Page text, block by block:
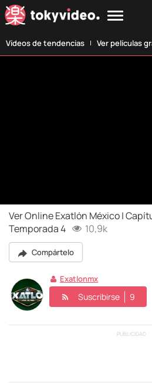
Vídeos de tendencias Ver películas
Ver Online Exatlón México |
Temporada 4
10,9k
Compártelo
Exatlonmx
Suscribirse 9
PUBLICIDAD